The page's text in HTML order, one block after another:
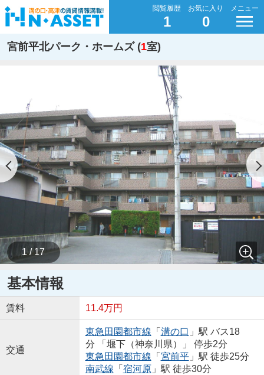
閲覧履歴
1
お気に入り
0
メニュー
宮前平北パーク・ホームズ (1室)
1 / 17
基本情報
賃料 11.4万円
交通
東急田園都市線 「 溝の口 」駅 バス18
分 「堰下（神奈川県）」 停歩2分
東急田園都市線 「 宮前平」駅 徒歩25分
南武線 「 宿河原」駅 徒歩30分